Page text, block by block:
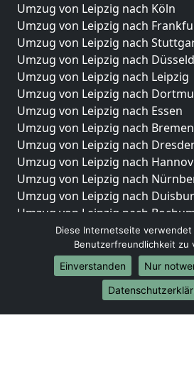
Umzug von Leipzig nach Köln
Umzug von Leipzig nach
Umzug von Leipzig nach
Umzug von Leipzig nach
Umzug von Leipzig nach Leipzig
Umzug von Leipzig nach
Umzug von Leipzig nach Essen
Umzug von Leipzig nach Bremen
Umzug von Leipzig nach
Umzug von Leipzig nach
Umzug von Leipzig nach
Umzug von Leipzig nach
Umzug von Leipzig nach
Umzug von Leipzig nach
Umzug von Leipzig nach
Umzug von Leipzig nach Bonn
Umzug von Leipzig nach
Diese Internetseite verwendet
Benutzerfreundlichkeit zu
Einverstanden
Nur